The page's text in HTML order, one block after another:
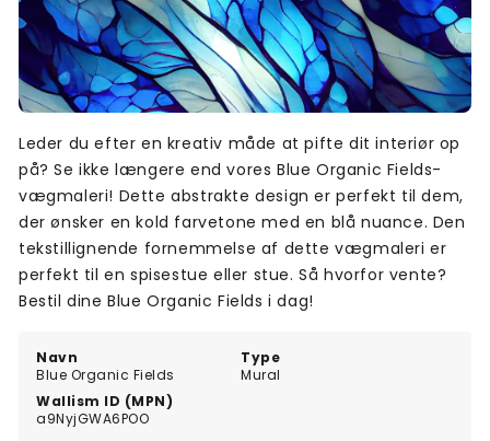
Navn
Blue Organic Fields
Type
Mural
Wallism ID (MPN)
a9NyjGWA6POO
Leder du efter en kreativ måde at pifte dit interiør op
på? Se ikke længere end vores Blue Organic Fields-
vægmaleri! Dette abstrakte design er perfekt til dem,
der ønsker en kold farvetone med en blå nuance. Den
tekstillignende fornemmelse af dette vægmaleri er
perfekt til en spisestue eller stue. Så hvorfor vente?
Bestil dine Blue Organic Fields i dag!